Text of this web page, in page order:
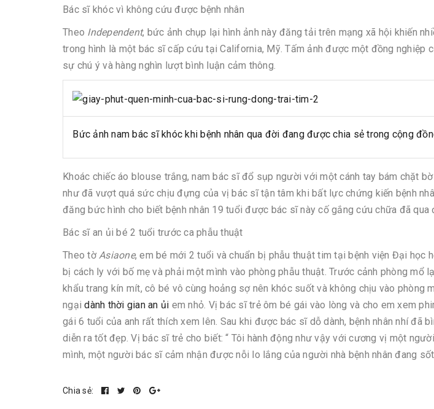
Bác sĩ khóc vì không cứu được bệnh nhân
Theo Independent, bức ảnh chụp lại hình ảnh này đăng tải trên mạng xã hội khiến
trong hình là một bác sĩ cấp cứu tại California, Mỹ. Tấm ảnh được một đồng nghiệp
sự chú ý và hàng nghìn lượt bình luận cảm thông.
Bức ảnh nam bác sĩ khóc khi bệnh nhân qua đời đang được chia sẻ trong cộng
Khoác chiếc áo blouse trắng, nam bác sĩ đổ sụp người với một cánh tay bám chặt
như đã vượt quá sức chịu đựng của vị bác sĩ tận tâm khi bất lực chứng kiến bệnh
đăng bức hình cho biết bệnh nhân 19 tuổi được bác sĩ này cố gắng cứu chữa đã qua
Bác sĩ an ủi bé 2 tuổi trước ca phẫu thuật
Theo tờAsiaone, em bé mới 2 tuổi và chuẩn bị phẫu thuật tim tại bệnh viện Đại học
bị cách ly với bố mẹ và phải một mình vào phòng phẫu thuật. Trước cảnh phòng mổ
khẩu trang kín mít, cô bé vô cùng hoảng sợ nên khóc suốt và không chịu vào phòng
ngạidành thời gian an ủi em nhỏ. Vị bác sĩ trẻ ôm bé gái vào lòng và cho em xem
gái 6 tuổi của anh rất thích xem lên. Sau khi được bác sĩ dỗ dành, bệnh nhân nhí đã
diễn ra tốt đẹp. Vị bác sĩ trẻ cho biết: “ Tôi hành động như vậy với cương vị một
mình, một người bác sĩ cảm nhận được nỗi lo lắng của người nhà bệnh nhân đang
Chia sẻ: